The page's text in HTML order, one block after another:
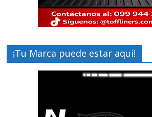
¡Tu Marca puede estar aquí!